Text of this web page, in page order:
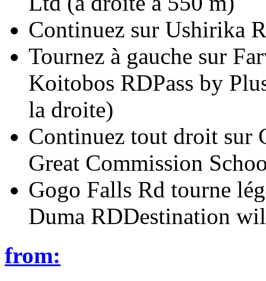
Continuez sur Ushirika
Tournez à gauche sur
Koitobos RDPass by
la droite)
Continuez tout droit sur
Great Commission
Gogo Falls Rd tourne
Duma RDDestination
from: